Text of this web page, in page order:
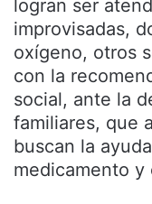
logran ser
improvisadas,
oxígeno, otros
con la
social, ante la
familiares, que
buscan la
medicamento y